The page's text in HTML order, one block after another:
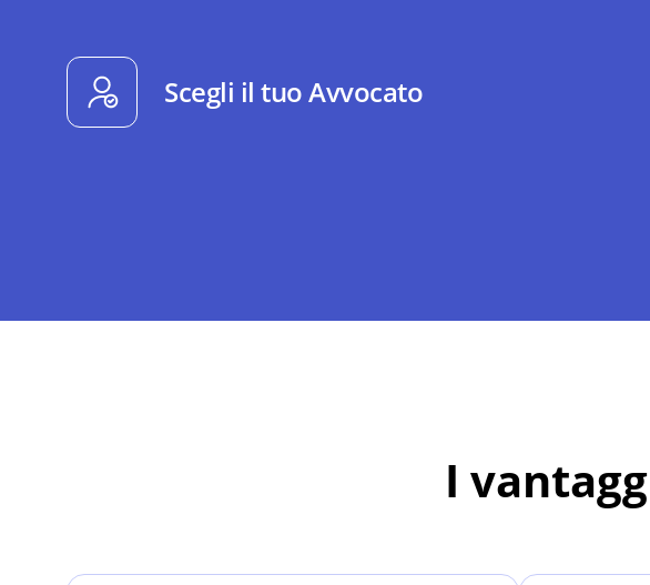
Scegli il tuo Avvocato
I